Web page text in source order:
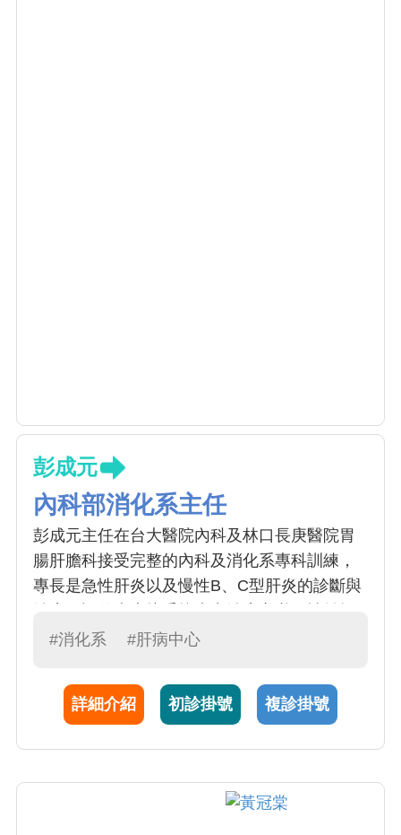
彭成元
內科部消化系主任
彭成元主任在台大醫院內科及林口長庚醫院胃
腸肝膽科接受完整的內科及消化系專科訓練，
專長是急性肝炎以及慢性B、C型肝炎的診斷與
供病患最新的標準治療方法。此外，致力於發
標準療法未能有效控制病情之病患提供及時、
具潛力之療法，並發展成為更具療效之新方法
#消化系 #肝病中心
詳細介紹 初診掛號 複診掛號